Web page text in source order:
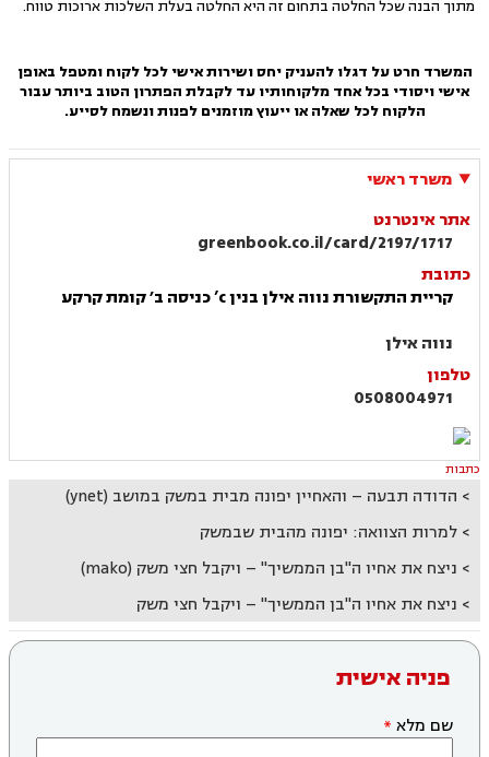
מתוך הבנה שכל החלטה בתחום זה היא החלטה בעלת השלכות ארוכות טווח.
המשרד חרט על דגלו להעניק יחס ושירות אישי לכל לקוח ומטפל באופן
אישי ויסודי בכל אחד מלקוחותיו עד לקבלת הפתרון הטוב ביותר עבור
הלקוח לכל שאלה או ייעוץ מוזמנים לפנות ונשמח לסייע.
משרד ראשי
אתר אינטרנט
greenbook.co.il/card/2197/1717
כתובת
קריית התקשורת נווה אילן בנין c’ כניסה ב׳ קומת קרקע
נווה אילן
טלפון
0508004971
כתבות
הדודה תבעה – והאחיין יפונה מבית במשק במושב (ynet)
למרות הצוואה: יפונה מהבית שבמשק
ניצח את אחיו ה"בן הממשיך" – ויקבל חצי משק (mako)
ניצח את אחיו ה"בן הממשיך" – ויקבל חצי משק
פניה אישית
שם מלא